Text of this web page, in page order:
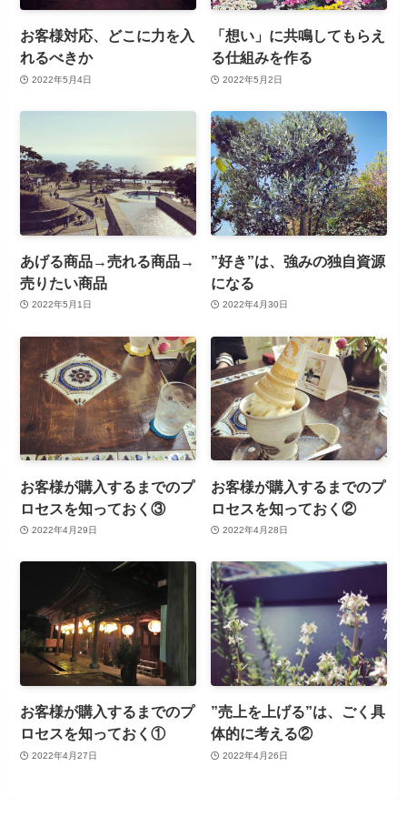
お客様対応、どこに力を入
れるべきか
2022年5月4日
「想い」に共鳴してもらえ
る仕組みを作る
2022年5月2日
あげる商品→売れる商品→
売りたい商品
2022年5月1日
”好き”は、強みの独自資源
になる
2022年4月30日
お客様が購入するまでのプ
ロセスを知っておく③
2022年4月29日
お客様が購入するまでのプ
ロセスを知っておく②
2022年4月28日
お客様が購入するまでのプ
ロセスを知っておく①
2022年4月27日
”売上を上げる”は、ごく具
体的に考える②
2022年4月26日